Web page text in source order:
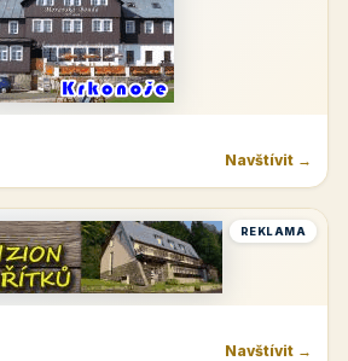
Navštívit →
REKLAMA
Navštívit →